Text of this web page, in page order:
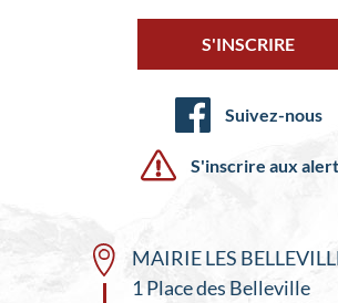
S'INSCRIRE
Suivez-nous
S'inscrire aux
MAIRIE LES
1 Place des Belleville